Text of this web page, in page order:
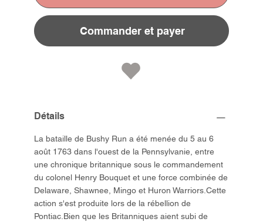
Commander et payer
Détails
La bataille de Bushy Run a été menée du 5 au 6
août 1763 dans l'ouest de la Pennsylvanie, entre
une chronique britannique sous le commandement
du colonel Henry Bouquet et une force combinée de
Delaware, Shawnee, Mingo et Huron Warriors.Cette
action s'est produite lors de la rébellion de
Pontiac.Bien que les Britanniques aient subi de